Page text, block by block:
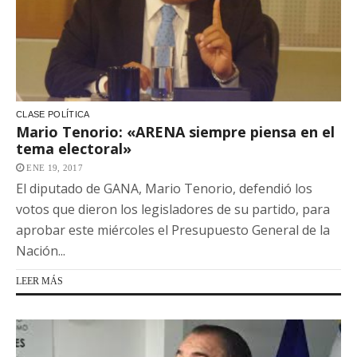
CLASE POLÍTICA
Mario Tenorio: «ARENA siempre piensa en el
tema electoral»
ENE 19, 2017
El diputado de GANA, Mario Tenorio, defendió los
votos que dieron los legisladores de su partido, para
aprobar este miércoles el Presupuesto General de la
Nación...
LEER MÁS